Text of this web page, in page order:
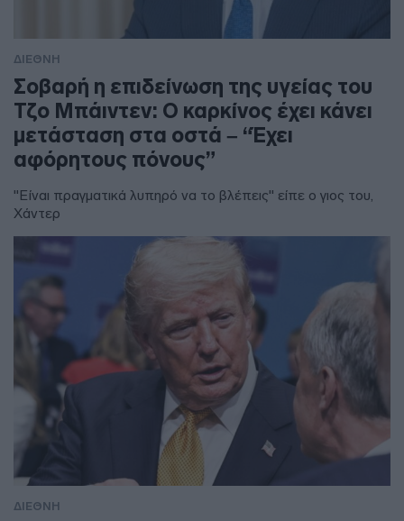
ΔΙΕΘΝΗ
Σοβαρή η επιδείνωση της υγείας του
Τζο Μπάιντεν: Ο καρκίνος έχει κάνει
μετάσταση στα οστά – “Έχει
αφόρητους πόνους”
"Είναι πραγματικά λυπηρό να το βλέπεις" είπε ο γιος του,
Χάντερ
ΔΙΕΘΝΗ